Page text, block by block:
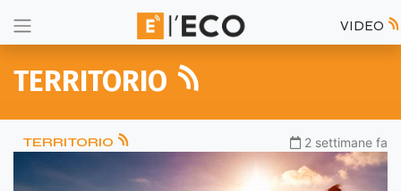
VIDEO
TERRITORIO
TERRITORIO 2 settimane fa